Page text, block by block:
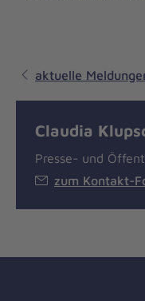
aktuelle
Claudia
Presse- und
zum Kontakt-